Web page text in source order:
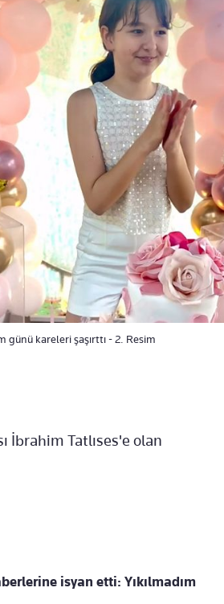
günü kareleri şaşırttı - 2. Resim
İbrahim Tatlıses'e olan
isyan etti: Yıkılmadım